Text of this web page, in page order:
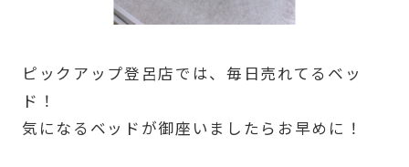
ピックアップ登呂店では、毎日売れてるベッ
ド！
気になるベッドが御座いましたらお早めに！